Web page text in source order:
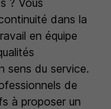
? Vous
dans la
en équipe
sens du service.
de
à proposer un